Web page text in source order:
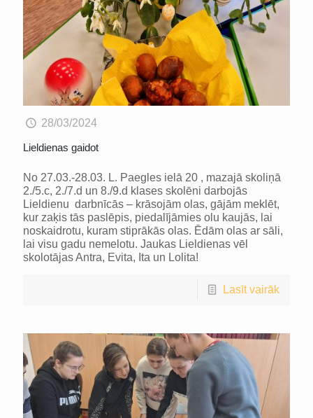
28/03/2024
Lieldienas gaidot
No 27.03.-28.03. L. Paegles ielā 20 , mazajā skoliņā
2./5.c, 2./7.d un 8./9.d klases skolēni darbojās
Lieldienu darbnīcās – krāsojām olas, gājām meklēt,
kur zaķis tās paslēpis, piedalījāmies olu kaujās, lai
noskaidrotu, kuram stiprākās olas. Ēdām olas ar sāli,
lai visu gadu nemelotu. Jaukas Lieldienas vēl
skolotājas Antra, Evita, Ita un Lolita!
Lasīt vairāk